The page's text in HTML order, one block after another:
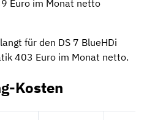
Euro im Monat netto
für den DS 7 BlueHDi
403 Euro im Monat netto.
Kosten